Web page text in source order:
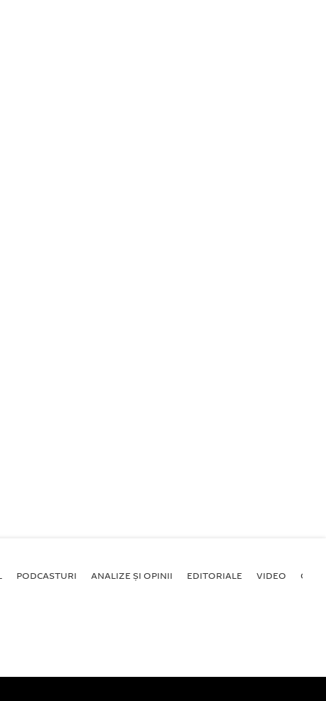
PODCASTURI ANALIZE ȘI OPINII EDITORIALE VIDEO